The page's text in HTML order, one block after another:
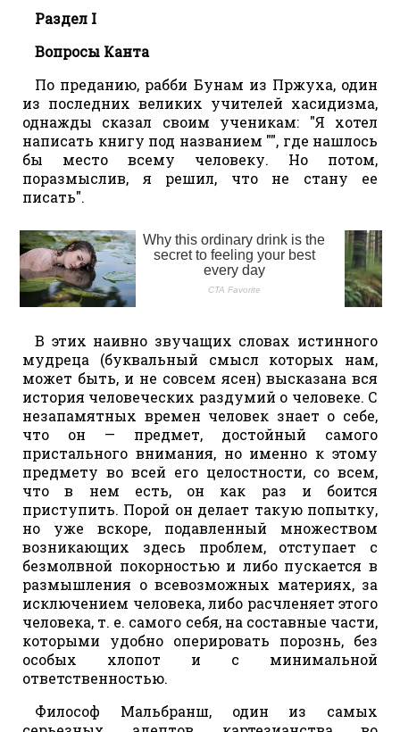
Раздел I
Вопросы Канта
По преданию, рабби Бунам из Пржуха, один
из последних великих учителей хасидизма,
однажды сказал своим ученикам: "Я хотел
написать книгу под названием "", где нашлось
бы место всему человеку. Но потом,
поразмыслив, я решил, что не стану ее
писать".
В этих наивно звучащих словах истинного
мудреца (буквальный смысл которых нам,
может быть, и не совсем ясен) высказана вся
история человеческих раздумий о человеке. С
незапамятных времен человек знает о себе,
что он — предмет, достойный самого
пристального внимания, но именно к этому
предмету во всей его целостности, со всем,
что в нем есть, он как раз и боится
приступить. Порой он делает такую попытку,
но уже вскоре, подавленный множеством
возникающих здесь проблем, отступает с
безмолвной покорностью и либо пускается в
размышления о всевозможных материях, за
исключением человека, либо расчленяет этого
человека, т. е. самого себя, на составные части,
которыми удобно оперировать порознь, без
особых хлопот и с минимальной
ответственностью.
Философ Мальбранш, один из самых